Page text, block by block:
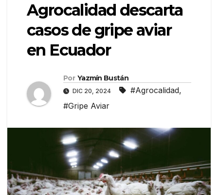
Agrocalidad descarta
casos de gripe aviar
en Ecuador
Por Yazmín Bustán
DIC 20, 2024 #Agrocalidad,
#Gripe Aviar